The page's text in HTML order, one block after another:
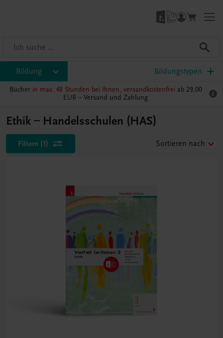
Bildung Bildungstypen
Bücher in max. 48 Stunden bei Ihnen, versandkostenfrei ab 29,00
EUR – Versand und Zahlung
Ethik – Handelsschulen (HAS)
Filtern (1) Sortieren nach